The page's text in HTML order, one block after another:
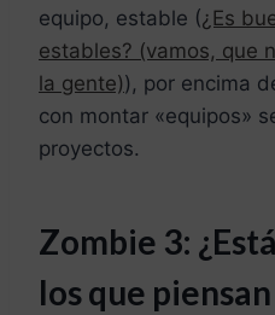
equipo, estable (¿Es
estables? (vamos, que
la gente)), por encima
con montar «equipos»
proyectos.
Zombie 3:
los que